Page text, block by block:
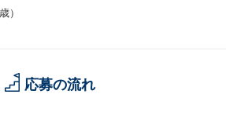
）
応募の流れ